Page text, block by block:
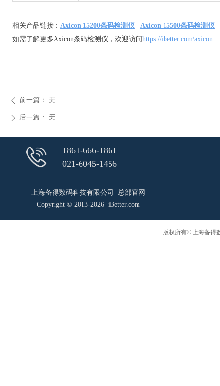
相关产品链接： Axicon 15200条码检测仪
Axicon 15500条码检测仪
如需了解更多Axicon条码检测仪，欢迎访问https://ibetter.com/axicon
ꄴ 前一篇： 无
ꄲ 后一篇： 无
上海备得数码科技有限公司 总部官网
Copyright © 2013-2026 iBetter.com
1861-666-1861
021-6045-1456
版权所有© 上海备得